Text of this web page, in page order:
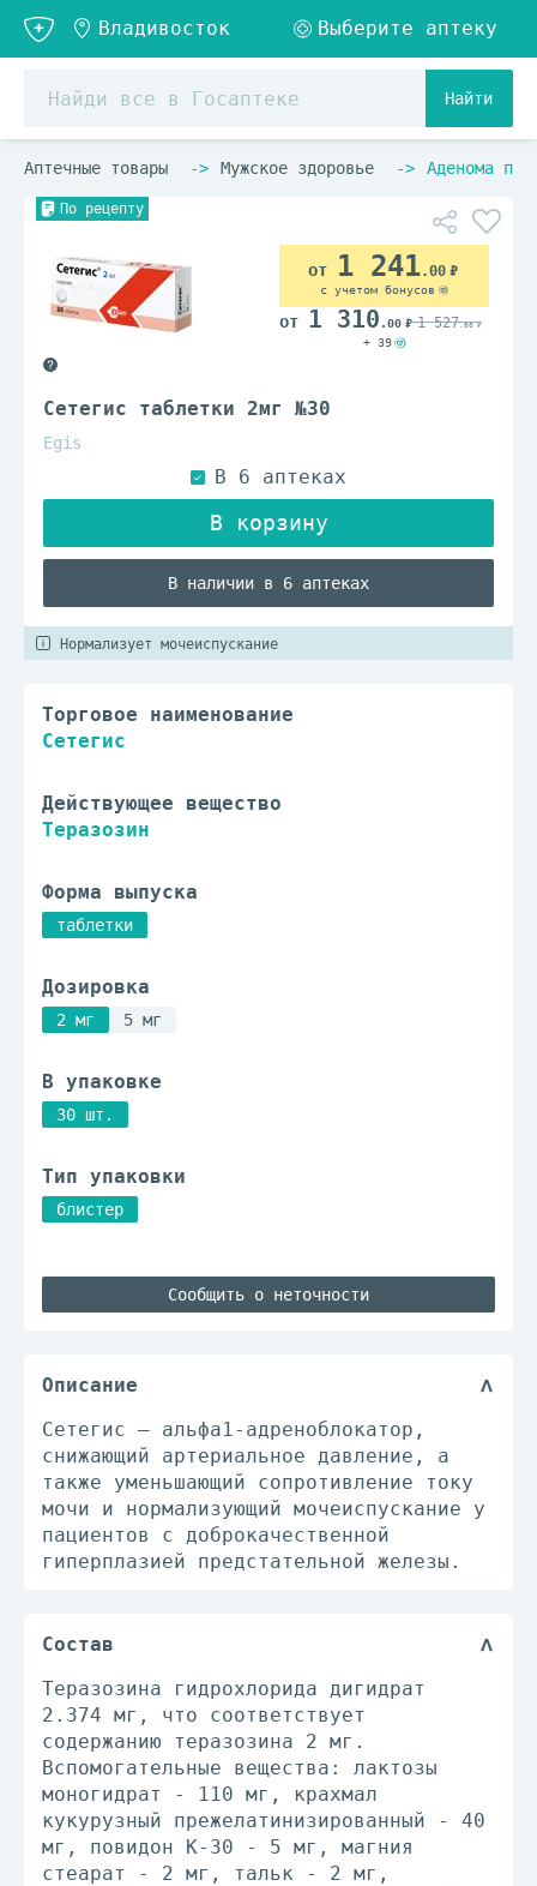
Найти
Аптечные товары Мужское здоровье Аденома
По рецепту
Сетегис таблетки 2мг №30
Egis
В наличии в 6 аптеках
1 241.00
с учетом бонусов
1 310 .00 1 527.00
+ 39
Нормализует мочеиспускание
Торговое наименование
Сетегис
Действующее вещество
Теразозин
Форма выпуска
таблетки
Дозировка
2 мг 5 мг
В упаковке
30 шт.
Тип упаковки
блистер
Сообщить о неточности
Описание
Сетегис – альфа1-адреноблокатор,
снижающий артериальное давление, а
также уменьшающий сопротивление току
мочи и нормализующий мочеиспускание у
пациентов с доброкачественной
гиперплазией предстательной железы.
Состав
Теразозина гидрохлорида дигидрат
2.374 мг, что соответствует
содержанию теразозина 2 мг.
Вспомогательные вещества: лактозы
моногидрат - 110 мг, крахмал
кукурузный прежелатинизированный - 40
мг, повидон К-30 - 5 мг, магния
стеарат - 2 мг, тальк - 2 мг,